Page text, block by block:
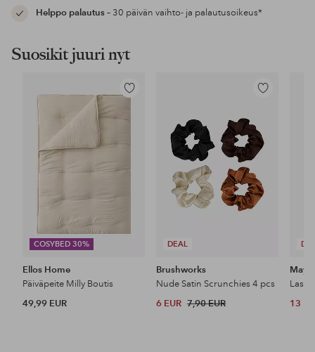
Helppo palautus– 30 päivän vaihto- ja palautusoikeus*
Suosikit juuri nyt
COSYBED 30%
Lisää
Ellos Home
Päiväpeite Milly Boutis
49,99 EUR
DEAL
Lisää
Brushworks
Nude Satin Scrunchies 4 pcs
6 EUR 7,90 EUR 13